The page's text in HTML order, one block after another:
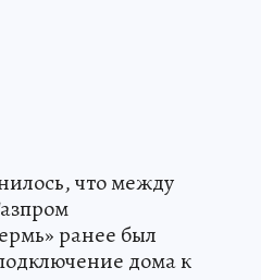
что между
ранее был
дома к